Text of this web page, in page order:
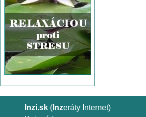
Inzi.sk ( Inzeráty nternet)